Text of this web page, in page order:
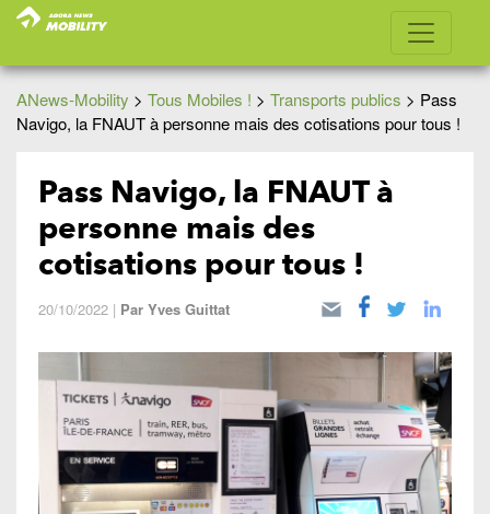
ANews-Mobility > Tous Mobiles ! > Transports publics > Pass
Navigo, la FNAUT à personne mais des cotisations pour tous !
Pass Navigo, la FNAUT à
personne mais des
cotisations pour tous !
20/10/2022 | Par Yves Guittat